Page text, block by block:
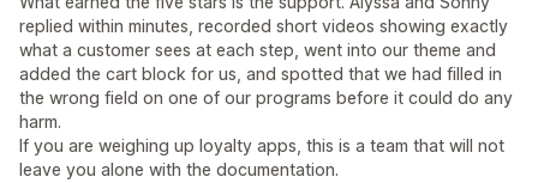
replied within minutes, recorded short videos showing exactly
what a customer sees at each step, went into our theme and
added the cart block for us, and spotted that we had filled in
the wrong field on one of our programs before it could do any
harm.
If you are weighing up loyalty apps, this is a team that will not
leave you alone with the documentation.